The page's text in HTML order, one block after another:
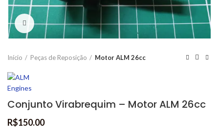
Clique para ampliar
Início Peças de Reposição Motor ALM 26cc
Conjunto Virabrequim – Motor ALM 26cc
R$150.00